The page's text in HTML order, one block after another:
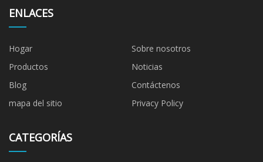
ENLACES
Hogar
Sobre nosotros
Productos
Noticias
Blog
Contáctenos
mapa del sitio
Privacy Policy
CATEGORÍAS